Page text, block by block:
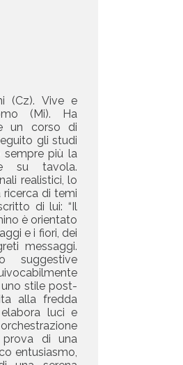
(Cz). Vive e
(Mi). Ha
un corso di
gli studi
sempre più la
su tavola.
realistici, lo
di temi
di lui: “Il
è orientato
e i fiori, dei
messaggi.
suggestive
stile post-
alla fredda
luci e
prova di una
entusiasmo,